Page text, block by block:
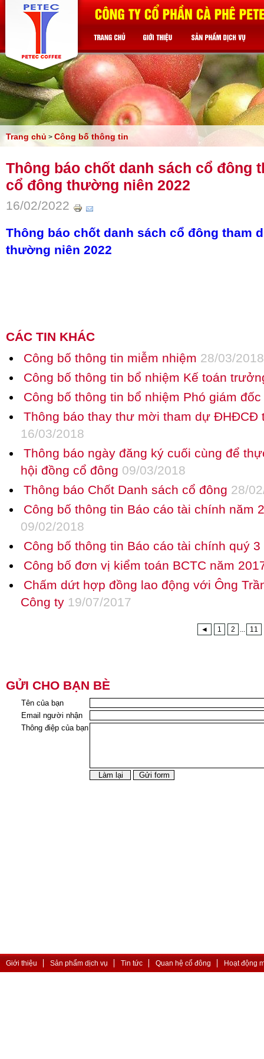
Trang chủ > Công bố thông tin
Thông báo chốt danh sách cổ đông
cổ đông thường niên 2022
16/02/2022
Thông báo chốt danh sách cổ đông tham
thường niên 2022
CÁC TIN KHÁC
Công bố thông tin miễm nhiệm 28/03/2018
Công bố thông tin bổ nhiệm Kế toán
Công bố thông tin bổ nhiệm Phó giám đốc
Thông báo thay thư mời tham dự ĐHĐCĐ
16/03/2018
Thông báo ngày đăng ký cuối cùng để
hội đồng cổ đông 09/03/2018
Thông báo Chốt Danh sách cổ đông 28/
Công bố thông tin Báo cáo tài chính năm
09/02/2018
Công bố thông tin Báo cáo tài chính quý
Công bố đơn vị kiểm toán BCTC năm
Chấm dứt hợp đồng lao động với Ông
Công ty 19/07/2017
◄ 1 2 ... 11
GỬI CHO BẠN BÈ
Tên của bạn
Email người nhận
Thông điệp của bạn
Giới thiệu Sản phẩm dịch vụ Tin tức Quan hệ cổ đông Hoạt động